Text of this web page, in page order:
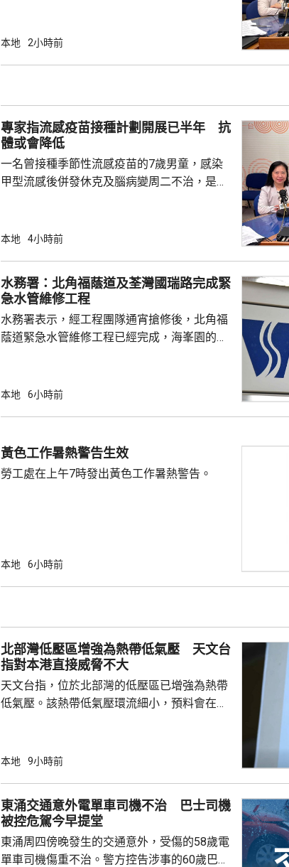
時，亦已帶同內地及香港企業隨團，簽訂96份
總部或公司，並在香港作籌融資，相信對香港
整體經濟有幫助，他下周出訪馬來...
本地 2小時前
專家指流感疫苗接種計劃開展已半年 抗
體或會降低
一名曾接種季節性流感疫苗的7歲男童，感染
甲型流感後併發休克及腦病變周二不治，是本
系名譽臨床副教授關日華認為是個別事件，形
的抗體會降低，亦要視乎病人本身有否先天性
問題，令免疫力減弱。 衞生防護中心指截至7
月底，錄得12名兒童流感引發嚴重併發症...
本地 4小時前
水務署：北角福蔭道及荃灣國瑞路完成緊
急水管維修工程
水務署表示，經工程團隊通宵搶修後，北角福
蔭道緊急水管維修工程已經完成，海峯園的食
應於凌晨4時起陸續恢復正常。
本地 6小時前
黃色工作暑熱警告生效
勞工處在上午7時發出黃色工作暑熱警告。
本地 6小時前
北部灣低壓區增強為熱帶低氣壓 天文台
指對本港直接威脅不大
天文台指，位於北部灣的低壓區已增強為熱帶
低氣壓。該熱帶低氣壓環流細小，預料會在今
採取靠近廣東沿岸的路徑，否則需要發出一號
本地 9小時前
東涌交通意外電單車司機不治 巴士司機
被控危駕今早提堂
東涌周四傍晚發生的交通意外，受傷的58歲電
單車司機傷重不治。警方控告涉事的60歲巴士